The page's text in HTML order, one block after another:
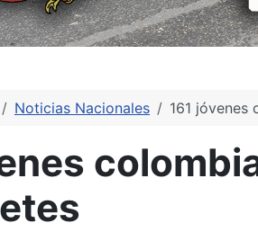
Noticias Nacionales 161 jóvenes